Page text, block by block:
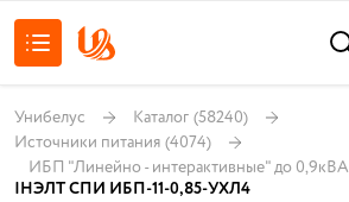
Унибелус Каталог (58240)
Источники питания (4074)
ИБП "Линейно - интерактивные" до 0,9кВА
IНЭЛТ СПИ ИБП-11-0,85-УХЛ4